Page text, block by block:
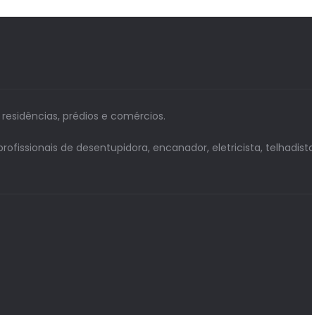
prédios e comércios.
de desentupidora, encanador, eletricista,